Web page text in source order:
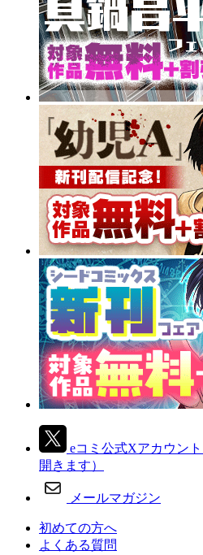
eコミ公式Xアカウント
開きます）
メールマガジン
初めての方へ
よくある質問